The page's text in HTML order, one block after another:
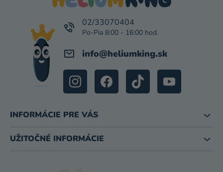
info@heliumking.sk
02/33070404
INFORMÁCIE PRE VÁS
UŽITOČNÉ INFORMÁCIE